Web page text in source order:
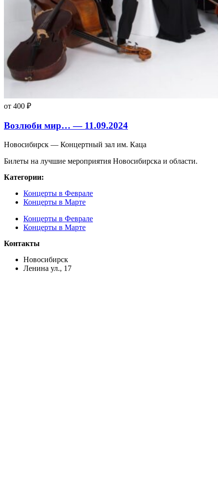
от 400 ₽
Возлюби мир… — 11.09.2024
Новосибирск — Концертный зал им. Каца
Билеты на лучшие мероприятия Новосибирска и области.
Категории:
Концерты в Феврале
Концерты в Марте
Концерты в Феврале
Концерты в Марте
Контакты
Новосибирск
Ленина ул., 17